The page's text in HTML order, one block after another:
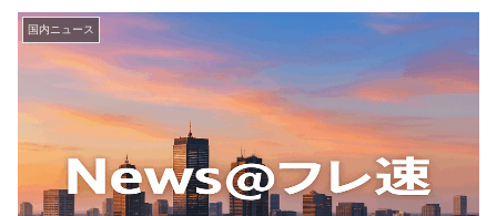
国内ニュース